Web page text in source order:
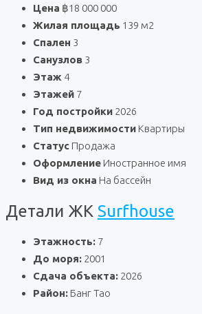
Цена ฿18 000 000
Жилая площадь 139 м2
Спален 3
Санузлов 3
Этаж 4
Этажей 7
Год постройки 2026
Тип недвижимости Квартиры
Статус Продажа
Оформление Иностранное имя
Вид из окна На бассейн
Детали ЖК Surfhouse
Этажность: 7
До моря: 2001
Сдача объекта: 2026
Район: Банг Тао